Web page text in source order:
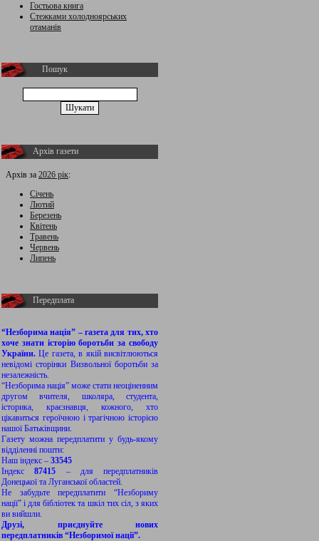
Гостьова книга
Стежками холодноярських
отаманів
Пошук
Архів газети
Архів за 2026 рік:
Січень
Лютий
Березень
Квітень
Травень
Червень
Липень
Передплата
“Незборима нація” – газета для тих, хто
хоче знати історію боротьби за свободу
України.Це газета, в якій висвітлюються
невідомі сторінки Визвольної боротьби за
незалежність.
“Незборима нація” може стати неоціненним
другом вчителя, школяра, студента,
історика, краєзнавця, кожного, хто
цікавиться героїчною і трагічною історією
нашої Батьківщини.
Газету можна передплатити у будь-якому
відділенні пошти:
Наш індекс – 33545
Індекс87415 – для передплатників
Донецької та Луганської областей.
Не забудьте передплатити “Незбориму
нації” і для бібліотек та шкіл тих сіл, з яких
ви вийшли.
Друзі, приєднуйте нових
передплатників “Незборимої нації”.